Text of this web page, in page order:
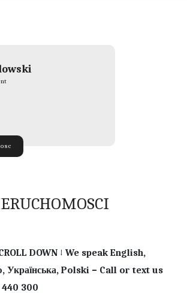
DOWN ↓ We speak English,
Українська, Polski – Call or text us
300